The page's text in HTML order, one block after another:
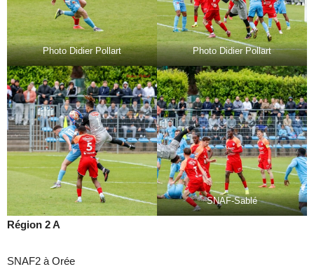
Photo Didier Pollart Photo Didier Pollart
SNAF-Sablé
Région 2 A
SNAF2 à Orée